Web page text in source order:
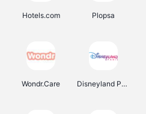
Hotels.com Plopsa
Wondr.Care Disneyland Paris